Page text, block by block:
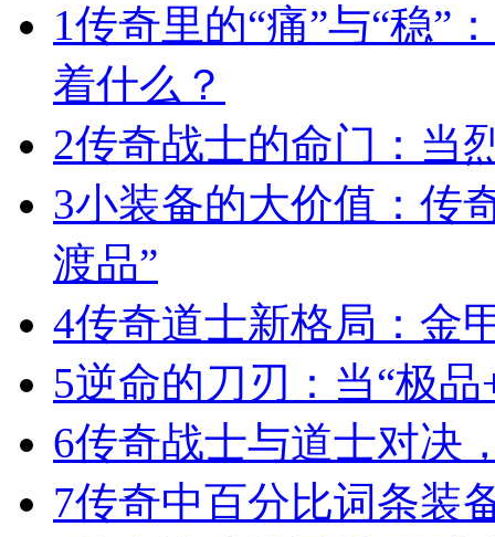
1传奇里的“痛”与“稳”
着什么？
2传奇战士的命门：当
3小装备的大价值：传
渡品”
4传奇道士新格局：金
5逆命的刀刃：当“极
6传奇战士与道士对决
7传奇中百分比词条装